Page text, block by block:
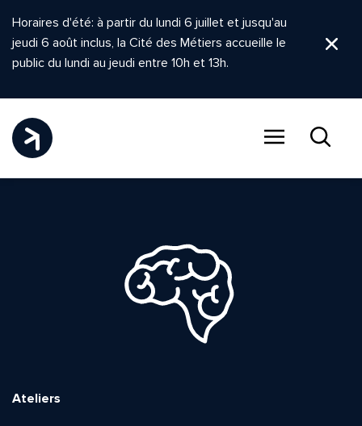
Horaires d'été: à partir du lundi 6 juillet et jusqu'au
jeudi 6 août inclus, la Cité des Métiers accueille le
public du lundi au jeudi entre 10h et 13h.
Ateliers